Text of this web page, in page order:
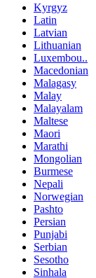
Kyrgyz
Latin
Latvian
Lithuanian
Luxembou..
Macedonian
Malagasy
Malay
Malayalam
Maltese
Maori
Marathi
Mongolian
Burmese
Nepali
Norwegian
Pashto
Persian
Punjabi
Serbian
Sesotho
Sinhala